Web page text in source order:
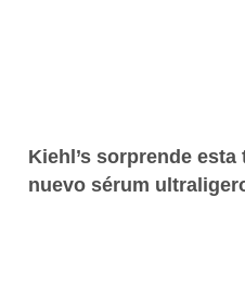
Kiehl’s sorprende
nuevo sérum